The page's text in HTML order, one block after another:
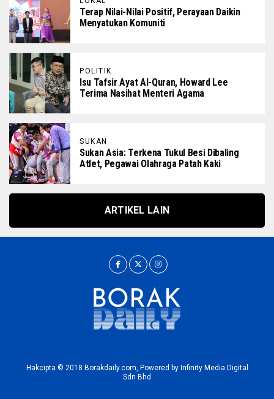
Terap Nilai-Nilai Positif, Perayaan Daikin
Menyatukan Komuniti
POLITIK
Isu Tafsir Ayat Al-Quran, Howard Lee
Terima Nasihat Menteri Agama
SUKAN
Sukan Asia: Terkena Tukul Besi Dibaling
Atlet, Pegawai Olahraga Patah Kaki
ARTIKEL LAIN
Hakcipta © 2018 Borakdaily.com, Powered by Infinity Media Digital
Sdn Bhd